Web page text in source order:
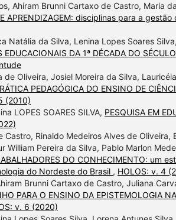
Ahiram Brunni Cartaxo de Castro, Maria
APRENDIZAGEM: disciplinas para a
Natália da Silva, Lenina Lopes Soares Silva,
DA 1ª DÉCADA DO
de Oliveira, Josiel Moreira da Silva,
PEDAGÓGICA DO ENSINO DE
(2010)
LOPES SOARES SILVA, PESQUISA EM
Castro, Rinaldo Medeiros Alves de
William Pereira da Silva, Pablo Marlon
DO CONHECIMENTO: um
do Nordeste do Brasil , HOLOS: v. 4
Brunni Cartaxo de Castro, Juliana
PARA O ENSINO DA EPISTEMOLOGIA
v. 6 (2020)